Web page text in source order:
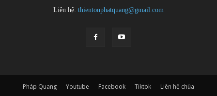
Liên hệ: thientonphatquang@gmail.com
Pháp Quang Youtube Facebook Tiktok Liên hệ chùa